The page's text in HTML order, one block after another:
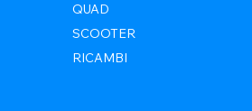
QUAD
SCOOTER
RICAMBI